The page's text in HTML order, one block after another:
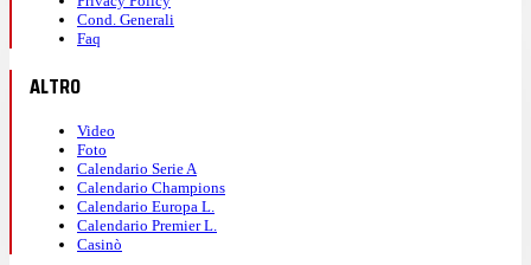
Cond. Generali
Faq
ALTRO
Video
Foto
Calendario Serie A
Calendario Champions
Calendario Europa L.
Calendario Premier L.
Casinò